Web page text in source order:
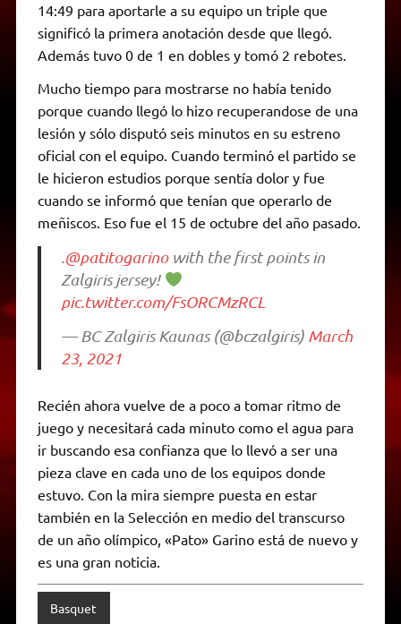
14:49 para aportarle a su equipo un triple que
significó la primera anotación desde que llegó.
Además tuvo 0 de 1 en dobles y tomó 2 rebotes.
Mucho tiempo para mostrarse no había tenido
porque cuando llegó lo hizo recuperandose de una
lesión y sólo disputó seis minutos en su estreno
oficial con el equipo. Cuando terminó el partido se
le hicieron estudios porque sentía dolor y fue
cuando se informó que tenían que operarlo de
meñiscos. Eso fue el 15 de octubre del año pasado.
.@patitogarinowith the first points in
Zalgiris jersey!
pic.twitter.com/FsORCMzRCL
— BC Zalgiris Kaunas (@bczalgiris) March
23, 2021
Recién ahora vuelve de a poco a tomar ritmo de
juego y necesitará cada minuto como el agua para
ir buscando esa confianza que lo llevó a ser una
pieza clave en cada uno de los equipos donde
estuvo. Con la mira siempre puesta en estar
también en la Selección en medio del transcurso
de un año olímpico, «Pato» Garino está de nuevo y
es una gran noticia.
Basquet